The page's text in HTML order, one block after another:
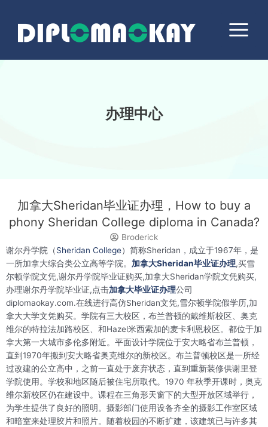
Menu
办理中心
加拿大Sheridan毕业证办理，How to buy a
phony Sheridan College diploma in Canada?
Broderick
谢尔丹学院（Sheridan College）简称Sheridan，成立于1967年，是
一所加拿大综合类公立高等学院。 加拿大Sheridan毕业证办理,买雪
尔顿学院文凭,谢尔丹学院毕业证购买,加拿大Sheridan学院文凭购买,
办理谢尔丹学院毕业证,点击加拿大毕业证办理公司
diplomaokay.com.在线进行高仿Sheridan文凭,雪尔顿学院假学历,加
拿大大学文凭购买。学院有三大校区，布兰普顿的戴维斯校区、奥克
维尔的特拉法加路校区、和Hazel米西索加的麦卡利恩校区。都位于加
拿大第一大城市多伦多附近。平面设计学院位于安大略省布兰普顿，
直到1970年搬到安大略省奥克维尔的新校区。布兰普顿校区是一所经
过改建的公立高中，之前一直处于废弃状态，直到重新装修供谢里登
学院使用。学校和地区随后被住宅所取代。1970 年秋季开课时，奥克
维尔新校区仍在建设中。课程在三角形天窗下的大型开放区域举行，
为学生提供了良好的照明。摄影部门使用设备齐全的摄影工作室区域
和暗室来处理胶片和照片。随着校园的不断扩建，该建筑已与许多其